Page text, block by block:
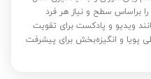
براساس سطح و نیاز هر فرد
ویدیو و پادکست برای تقویت
پویا و انگیزه‌بخش برای پیشرفت